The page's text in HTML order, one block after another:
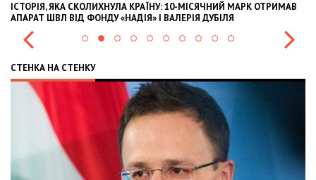
ЯКА СКОЛИХНУЛА КРАЇНУ: 10-МІСЯЧНИЙ МАРК ОТРИМАВ
ШВЛ ВІД ФОНДУ «НАДІЯ» І ВАЛЕРІЯ ДУБІЛЯ
OLEKSII
СТЕНКА НА СТЕНКУ